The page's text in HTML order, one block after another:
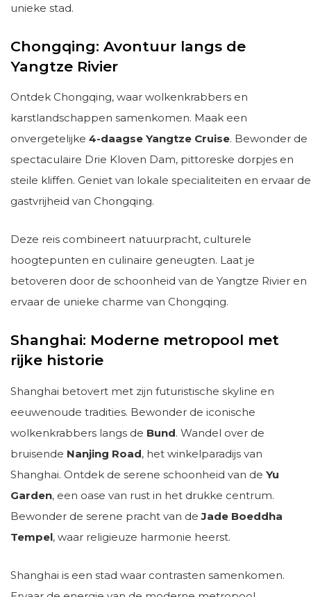
unieke stad.
Chongqing: Avontuur langs de
Yangtze Rivier
Ontdek Chongqing, waar wolkenkrabbers en
karstlandschappen samenkomen. Maak een
onvergetelijke 4-daagse Yangtze Cruise. Bewonder de
spectaculaire Drie Kloven Dam, pittoreske dorpjes en
steile kliffen. Geniet van lokale specialiteiten en ervaar de
gastvrijheid van Chongqing.
Deze reis combineert natuurpracht, culturele
hoogtepunten en culinaire geneugten. Laat je
betoveren door de schoonheid van de Yangtze Rivier en
ervaar de unieke charme van Chongqing.
Shanghai: Moderne metropool met
rijke historie
Shanghai betovert met zijn futuristische skyline en
eeuwenoude tradities. Bewonder de iconische
wolkenkrabbers langs de Bund. Wandel over de
bruisende Nanjing Road, het winkelparadijs van
Shanghai. Ontdek de serene schoonheid van de Yu
Garden, een oase van rust in het drukke centrum.
Bewonder de serene pracht van deJade Boeddha
Tempel, waar religieuze harmonie heerst.
Shanghai is een stad waar contrasten samenkomen.